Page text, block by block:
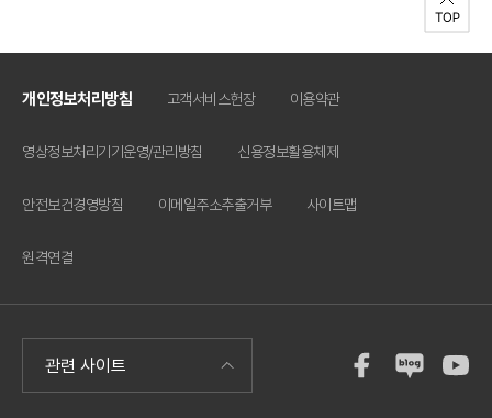
개인정보처리방침 고객서비스헌장 이용약관
영상정보처리기기운영/관리방침 신용정보활용체제
안전보건경영방침 이메일주소추출거부 사이트맵
원격연결